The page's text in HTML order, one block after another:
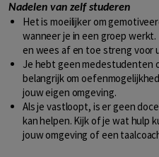
Nadelen van zelf studeren
Het is moeilijker om
wanneer je in een groep
en wees af en toe streng voor
Je hebt geen medestudenten
belangrijk om
jouw eigen omgeving.
Als je vastloopt, is er geen
kan helpen. Kijk of je wat hulp
jouw omgeving of een